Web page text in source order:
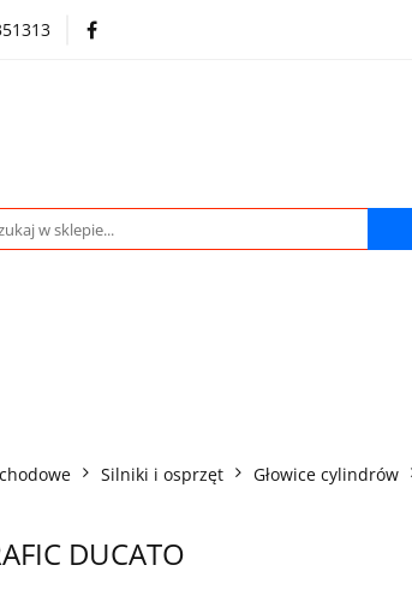
Silniki i osprzęt Głowice cylindrów
DUCATO